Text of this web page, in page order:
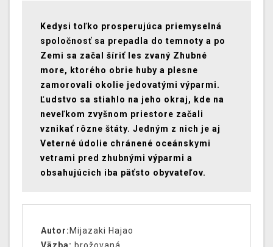
Kedysi toľko prosperujúca priemyselná
spoločnosť sa prepadla do temnoty a po
Zemi sa začal šíriť les zvaný Zhubné
more, ktorého obrie huby a plesne
zamorovali okolie jedovatými výparmi.
Ľudstvo sa stiahlo na jeho okraj, kde na
neveľkom zvyšnom priestore začali
vznikať rôzne štáty. Jedným z nich je aj
Veterné údolie chránené oceánskymi
vetrami pred zhubnými výparmi a
obsahujúcich iba päťsto obyvateľov.
Autor: Mijazaki Hajao